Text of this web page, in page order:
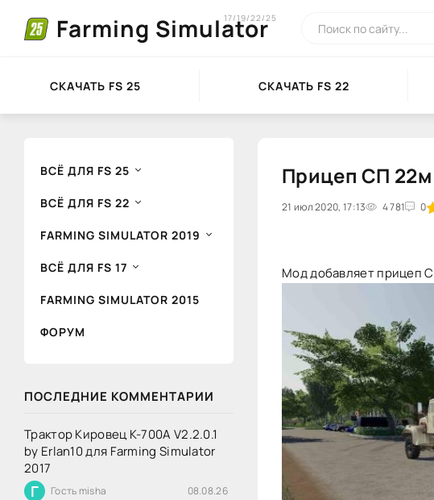
Farming Simulator
17/19/22/25
СКАЧАТЬ FS 25 СКАЧАТЬ FS 22
ВСЁ ДЛЯ FS 25
ВСЁ ДЛЯ FS 22
FARMING SIMULATOR 2019
ВСЁ ДЛЯ FS 17
FARMING SIMULATOR 2015
ФОРУМ
ПОСЛЕДНИЕ КОММЕНТАРИИ
Трактор Кировец К-700А V2.2.0.1
by Erlan10 для Farming Simulator
2017
Г Гость misha 08.08.26
Прицеп СП 22м
21 июл 2020, 17:13 4 781 0
1 2 3 4 5
Мод добавляет прицеп